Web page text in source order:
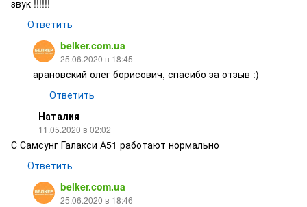
звук !!!!!!
Ответить
belker.com.ua
25.06.2020 в 18:45
арановский олег борисович, спасибо за отзыв :)
Ответить
Наталия
11.05.2020 в 02:02
С Самсунг Галакси А51 работают нормально
Ответить
belker.com.ua
25.06.2020 в 18:46